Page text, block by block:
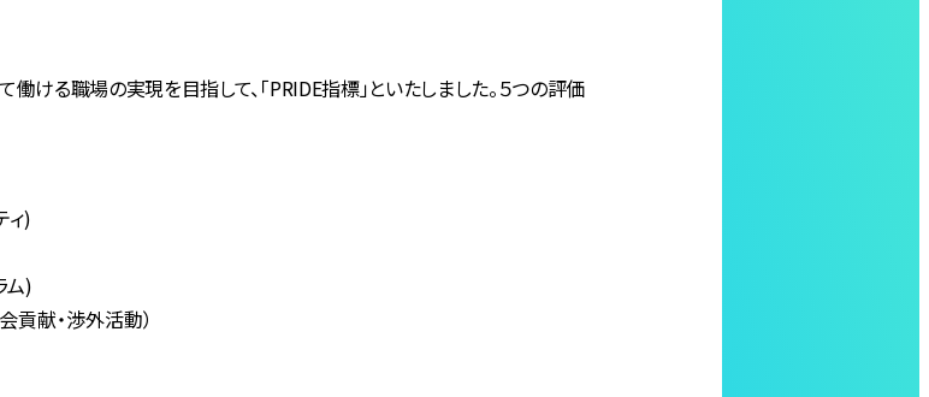
ける職場の実現を目指して、「PRIDE指標」といたしました。５つの評価
)
ム)
献・渉外活動）